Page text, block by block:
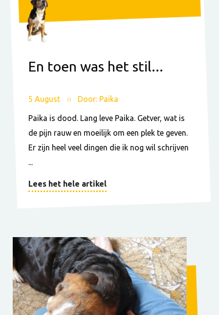
En toen was het stil...
5 August Door: Paika
Paika is dood. Lang leve Paika. Getver, wat is
de pijn rauw en moeilijk om een plek te geven.
Er zijn heel veel dingen die ik nog wil schrijven
...
Lees het hele artikel